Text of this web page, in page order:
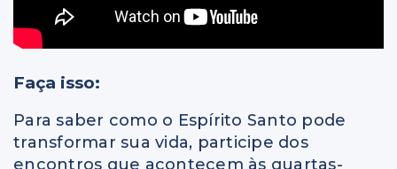
Faça isso:
Para saber como o Espírito Santo pode
transformar sua vida, participe dos
encontros que acontecem às quartas-